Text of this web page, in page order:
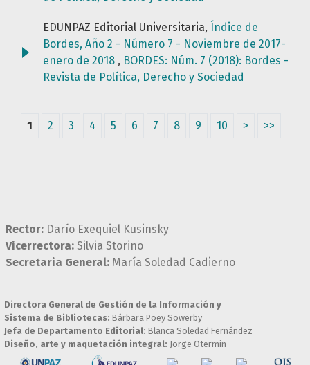
EDUNPAZ Editorial Universitaria,
Índice de
Bordes, Año 2 - Número 7 - Noviembre de 2017-
enero de 2018 , BORDES: Núm. 7 (2018): Bordes -
Revista de Política, Derecho y Sociedad
1 2 3 4 5 6 7 8 9 10 > >>
Rector: Darío Exequiel Kusinsky
Vicerrectora: Silvia Storino
Secretaria General: María Soledad Cadierno
Directora General de Gestión de la Información y
Sistema de Bibliotecas: Bárbara Poey Sowerby
Jefa de Departamento Editorial: Blanca Soledad Fernández
Diseño, arte y maquetación integral: Jorge Otermin